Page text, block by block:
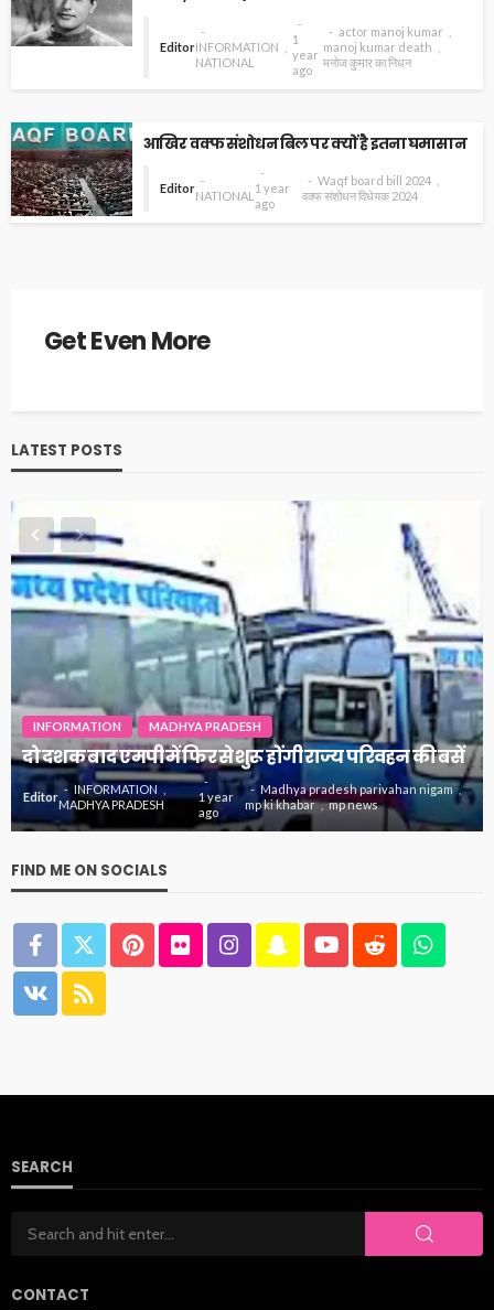
EditorINFORMATION
NATIONAL
1
year
ago
actor manoj kumar
manoj kumar death
मनोज कुमार का निधन
आखिर वक्फ संशोधन बिल पर क्यों है इतना घमासान
Editor
NATIONAL
1 year
ago
Waqf board bill 2024
वक्फ संशोधन विधेयक 2024
Get Even More
LATEST POSTS
INFORMATION MADHYA PRADESH
दो दशक बाद एमपी में फिर से शुरू होंगी राज्य परिवहन की बसें
Editor
INFORMATION
MADHYA PRADESH
1 year
ago
Madhya pradesh parivahan nigam
mp ki khabar
mp news
FIND ME ON SOCIALS
SEARCH
CONTACT